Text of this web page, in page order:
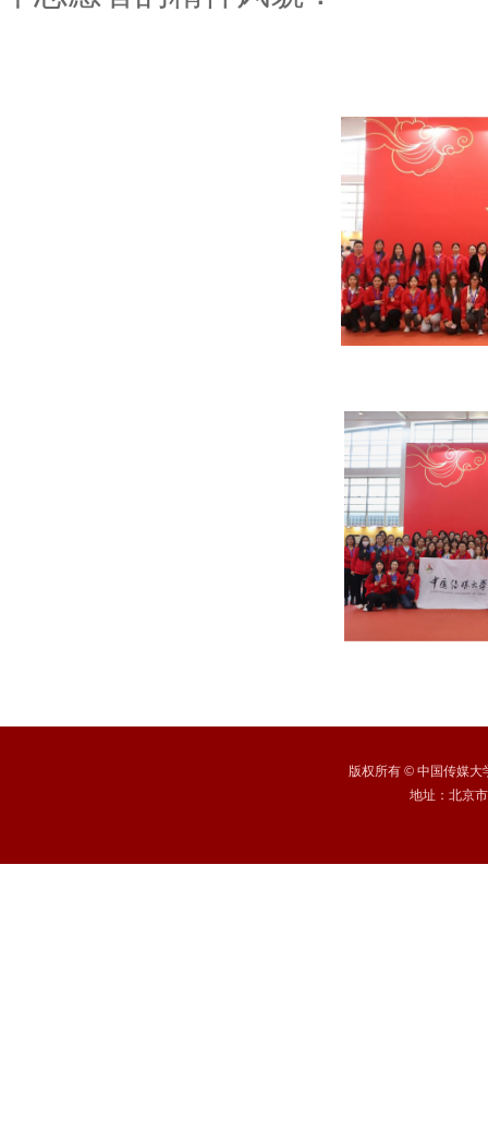
版权所有 © 中国传媒大
地址：北京